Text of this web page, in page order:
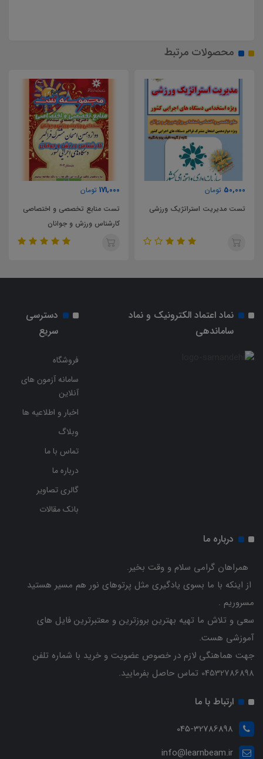
محصولات مرتبط
ورزشی
171,000
تست منابع تخصصی و اختصاصی
استخدامی وزارت ورزش و جوانان
تست منابع تخصصی و
ارزیاب گمرک جمهوری
نماد اعتماد الکترونیک و نماد
ساماندهی
دسترسی
سریع
فروشگاه
سامانه آزمون های
آنلاین
اخبار و اطلاعیه ها
وبلاگ
تماس با ما
درباره ما
گالری تصاویر
بانک مقالات
درباره ما
همراهان گرامی سلام و وقت بخیر.
از اینکه با ما بسوی یادگیری مثل پرتوهای نور هم مسیر هستید
مسروریم .
سعی و تلاش ما تهیه بهترین بروزترین و معتبرترین فایل های
آموزشی هست.
جهت هماهنگی لازم در خصوص عضویت و خرید با شماره تلفن
04532786898 تماس حاصل بفرمایید.
ارتباط با ما
045-32786898
info@learnbeam.ir